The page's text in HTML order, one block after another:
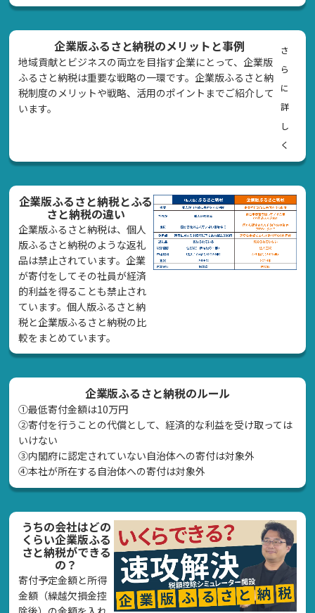
企業版ふるさと納税のメリットと事例
地域貢献とビジネスの両立を目指す企業にとって、企業版
ふるさと納税は重要な戦略の一環です。企業版ふるさと納
税制度のメリットや戦略、活用のポイントまでご紹介して
います。
さ
ら
に
詳
し
く
企業版ふるさと納税とふる
さと納税の違い
企業版ふるさと納税は、個人
版ふるさと納税のような返礼
品は禁止されています。企業
が寄付をしてその社員が経済
的利益を得ることも禁止され
ています。個人版ふるさと納
税と企業版ふるさと納税の比
較をまとめています。
企業版ふるさと納税のルール
①最低寄付金額は10万円
②寄付を行うことの代償として、経済的な利益を受け取っては
いけない
➂内閣府に認定されていない自治体への寄付は対象外
④本社が所在する自治体への寄付は対象外
うちの会社はどの
くらい企業版ふる
さと納税ができる
の？
寄付予定金額と所得
金額（繰越欠損金控